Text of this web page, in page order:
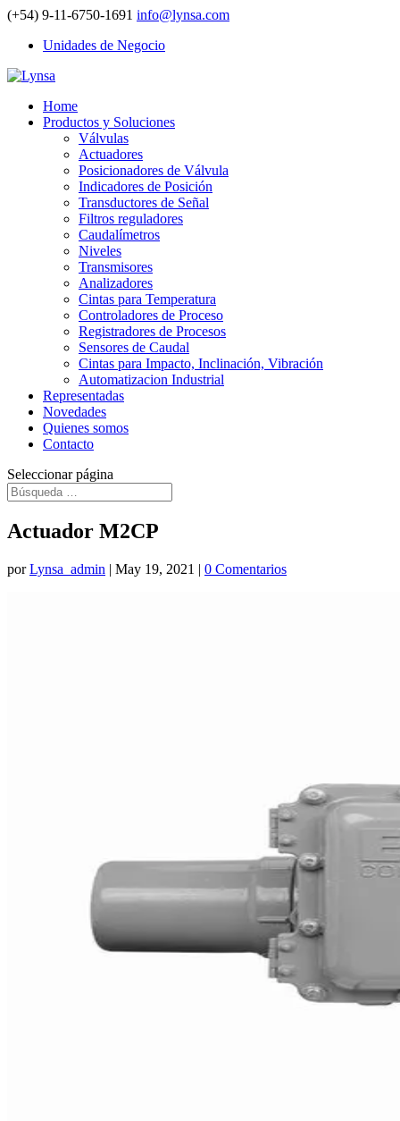
(+54) 9-11-6750-1691 info@lynsa.com
Unidades de Negocio
Home
Productos y Soluciones
Válvulas
Actuadores
Posicionadores de Válvula
Indicadores de Posición
Transductores de Señal
Filtros reguladores
Caudalímetros
Niveles
Transmisores
Analizadores
Cintas para Temperatura
Controladores de Proceso
Registradores de Procesos
Sensores de Caudal
Cintas para Impacto, Inclinación, Vibración
Automatizacion Industrial
Representadas
Novedades
Quienes somos
Contacto
Seleccionar página
Actuador M2CP
porLynsa_admin | May 19, 2021 | 0 Comentarios